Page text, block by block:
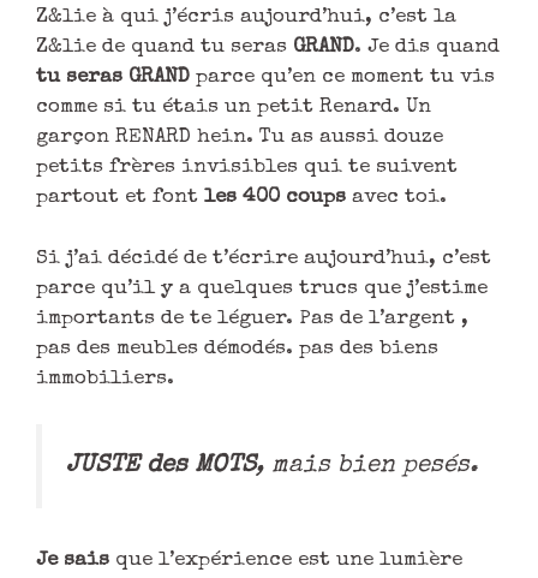
Z&lie à qui j’écris aujourd’hui, c’est la
Z&lie de quand tu seras GRAND. Je dis quand
tu seras GRAND parce qu’en ce moment tu vis
comme si tu étais un petit Renard. Un
garçon RENARD hein. Tu as aussi douze
petits frères invisibles qui te suivent
partout et font les 400 coups avec toi.
Si j’ai décidé de t’écrire aujourd’hui, c’est
parce qu’il y a quelques trucs que j’estime
importants de te léguer. Pas de l’argent ,
pas des meubles démodés. pas des biens
immobiliers.
JUSTE des MOTS, mais bien pesés.
Je sais que l’expérience est une lumière